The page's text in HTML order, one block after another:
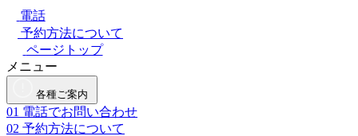
電話
予約方法について
ページトップ
メニュー
各種ご案内
01 電話でお問い合わせ
02 予約方法について